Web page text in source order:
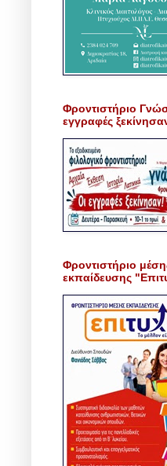
Φροντιστήριο
εγγραφές
Φροντιστήριο
εκπαίδευσης